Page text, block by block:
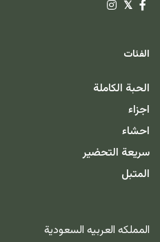
𝕏
الفئات
الحبة الكاملة
اجزاء
احشاء
سريعة التحضير
المتبل
المملكه العربيه السعودية